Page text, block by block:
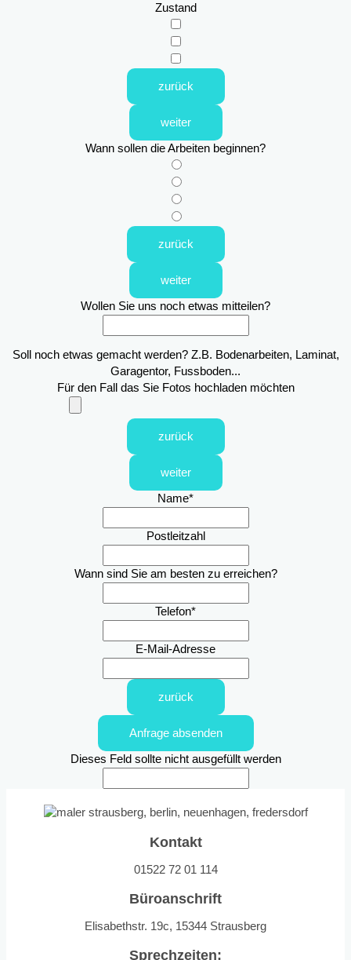
Zustand
zurück
weiter
Wann sollen die Arbeiten beginnen?
zurück
weiter
Wollen Sie uns noch etwas mitteilen?
Soll noch etwas gemacht werden? Z.B. Bodenarbeiten, Laminat,
Garagentor, Fussboden...
Für den Fall das Sie Fotos hochladen möchten
zurück
weiter
Name*
Postleitzahl
Wann sind Sie am besten zu erreichen?
Telefon*
E-Mail-Adresse
zurück
Anfrage absenden
Dieses Feld sollte nicht ausgefüllt werden
Kontakt
01522 72 01 114
Büroanschrift
Elisabethstr. 19c, 15344 Strausberg
Sprechzeiten: